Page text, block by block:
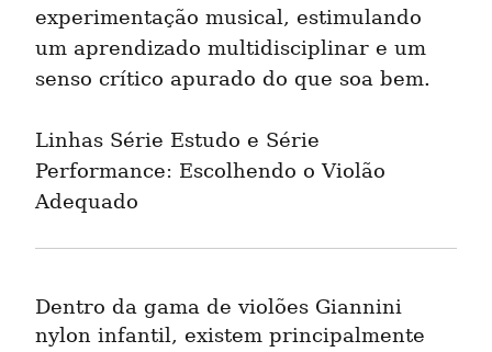
experimentação musical, estimulando
um aprendizado multidisciplinar e um
senso crítico apurado do que soa bem.
Linhas Série Estudo e Série
Performance: Escolhendo o Violão
Adequado
Dentro da gama de violões Giannini
nylon infantil, existem principalmente